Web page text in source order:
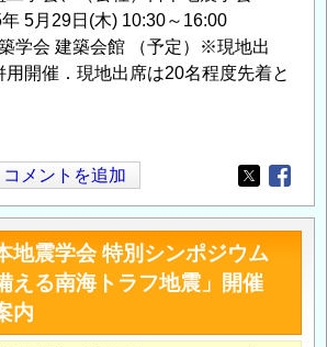
5月29日(木) 10:30～16:00
学会 建築会館 （予定）※現地出
用開催．現地出席は20名程度先着と
コメントを追加
Opens in
地震学会 特別シンポジウム
える南海トラフ地震」開催
内